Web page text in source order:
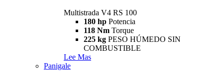
Multistrada V4 RS 100
180 hp Potencia
118 Nm Torque
225 kg PESO HÚMEDO SIN
COMBUSTIBLE
Lee Mas
Panigale